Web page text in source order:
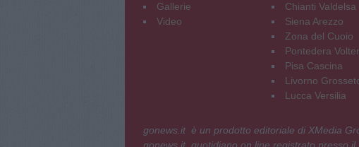
Gallerie
Video
Chianti Valdelsa
Siena Arezzo
Zona del Cuoio
Pontedera
Pisa Cascina
Livorno
Lucca Versilia
gonews.it è un prodotto editoriale di XMedia